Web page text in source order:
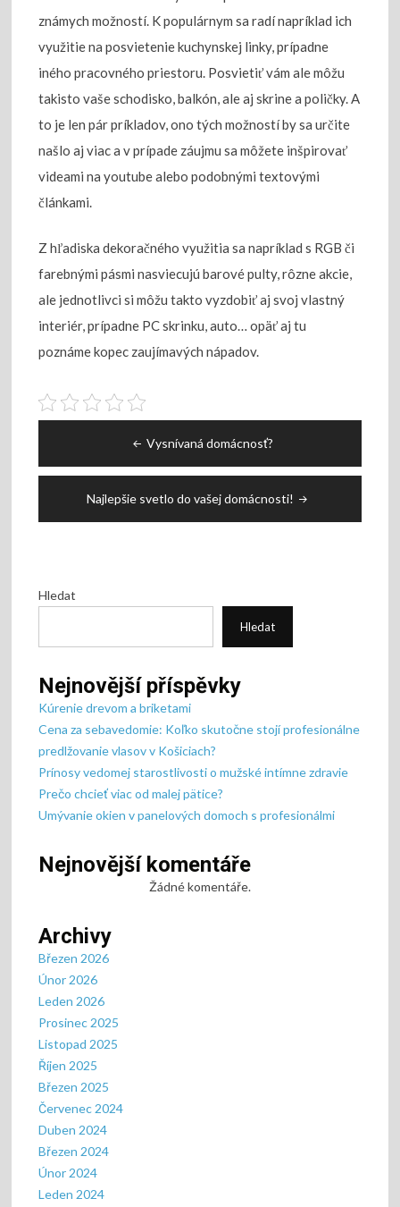
známych možností. K populárnym sa radí napríklad ich
využitie na posvietenie kuchynskej linky, prípadne
iného pracovného priestoru. Posvietiť vám ale môžu
takisto vaše schodisko, balkón, ale aj skrine a poličky. A
to je len pár príkladov, ono tých možností by sa určite
našlo aj viac a v prípade záujmu sa môžete inšpirovať
videami na youtube alebo podobnými textovými
článkami.
Z hľadiska dekoračného využitia sa napríklad s RGB či
farebnými pásmi nasviecujú barové pulty, rôzne akcie,
ale jednotlivci si môžu takto vyzdobiť aj svoj vlastný
interiér, prípadne PC skrinku, auto… opäť aj tu
poznáme kopec zaujímavých nápadov.
příspěvek
Vysnívaná domácnosť?
Najlepšie svetlo do vašej domácnosti!
Hledat
Hledat
Nejnovější příspěvky
Kúrenie drevom a briketami
Cena za sebavedomie: Koľko skutočne stojí profesionálne
predlžovanie vlasov v Košiciach?
Prínosy vedomej starostlivosti o mužské intímne zdravie
Prečo chcieť viac od malej pätice?
Umývanie okien v panelových domoch s profesionálmi
Nejnovější komentáře
Žádné komentáře.
Archivy
Březen 2026
Únor 2026
Leden 2026
Prosinec 2025
Listopad 2025
Říjen 2025
Březen 2025
Červenec 2024
Duben 2024
Březen 2024
Únor 2024
Leden 2024